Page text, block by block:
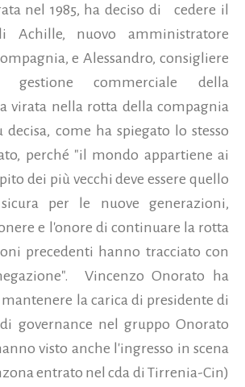
nel 1985, ha deciso di
cedere il
nuovo amministratore
e Alessandro, consigliere
gestione commerciale della
virata nella rotta della compagnia
come ha spiegato lo stesso
perché "il mondo appartiene ai
dei più vecchi deve essere quello
per le nuove generazioni,
e l'onore di continuare la rotta
precedenti hanno tracciato con
Vincenzo Onorato ha
la carica di presidente di
governance nel gruppo Onorato
visto anche l'ingresso in scena
entrato nel cda di Tirrenia-Cin)